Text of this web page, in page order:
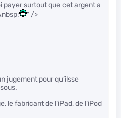
payer surtout que cet argent a
" />
jugement pour qu’ilsse
le fabricant de l’iPad, de l’iPod